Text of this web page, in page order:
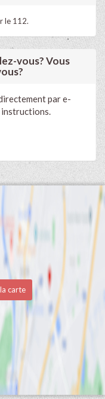
le 112.
vous? Vous
par e-
carte